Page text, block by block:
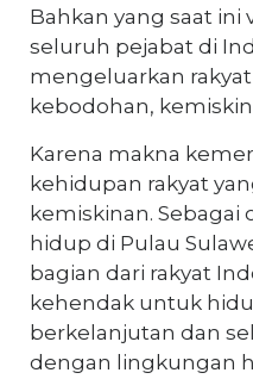
Bahkan yang saat ini
seluruh pejabat di
mengeluarkan
kebodohan,
Karena makna
kehidupan rakyat
kemiskinan. Sebagai
hidup di Pulau
bagian dari rakyat
kehendak untuk
berkelanjutan dan
dengan lingkungan